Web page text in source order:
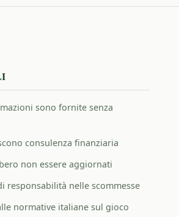
sono fornite senza
consulenza finanziaria
non essere aggiornati
responsabilità nelle scommesse
normative italiane sul gioco